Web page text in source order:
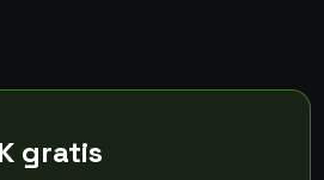
gratis